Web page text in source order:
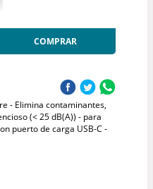
COMPRAR
- Elimina contaminantes,
(< 25 dB(A)) - para
puerto de carga USB-C -